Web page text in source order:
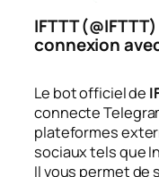
IFTTT
connexion
Le bot officiel de
connecte
plateformes
sociaux tels que
Il vous permet